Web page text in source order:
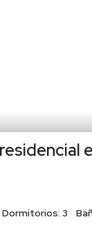
Dormitorios: 3